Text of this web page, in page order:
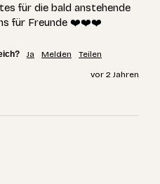
für die bald anstehende
für Freunde ❤️❤️❤️
Ja Melden Teilen
vor 2 Jahren